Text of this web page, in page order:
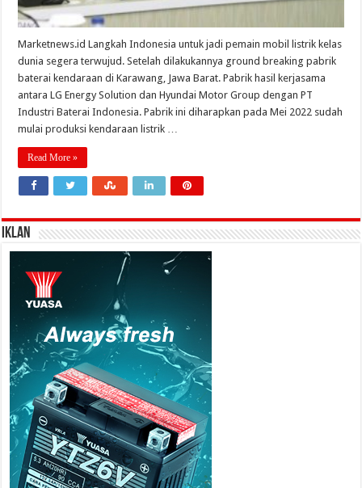
Marketnews.id Langkah Indonesia untuk jadi pemain mobil listrik kelas
dunia segera terwujud. Setelah dilakukannya ground breaking pabrik
baterai kendaraan di Karawang, Jawa Barat. Pabrik hasil kerjasama
antara LG Energy Solution dan Hyundai Motor Group dengan PT
Industri Baterai Indonesia. Pabrik ini diharapkan pada Mei 2022 sudah
mulai produksi kendaraan listrik …
Read More »
IKLAN